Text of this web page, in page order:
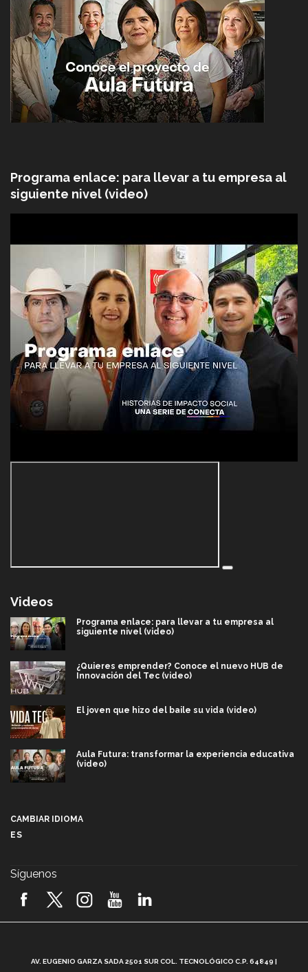
Programa enlace: para llevar a tu empresa al
siguiente nivel (video)
Videos
Programa enlace: para llevar a tu empresa al
siguiente nivel (video)
¿Quieres emprender? Conoce el nuevo HUB de
Innovación del Tec (video)
El joven que hizo del baile su vida (video)
Aula Futura: transformar la experiencia educativa
(video)
2026! (video)
CAMBIAR IDIOMA
ES
Síguenos
AV. EUGENIO GARZA SADA 2501 SUR COL. TECNOLÓGICO C.P. 64849 |